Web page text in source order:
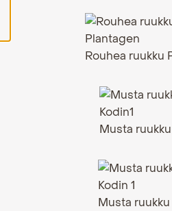
Rouhea ruukku
Musta ruukku
Musta ruukku